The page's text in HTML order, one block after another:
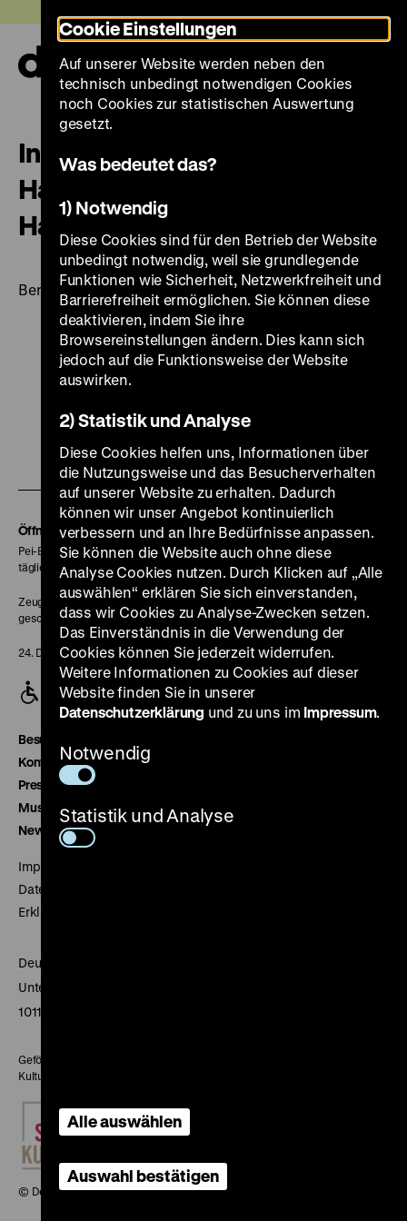
zum
Seiteninhalt
springen
In Berlin und in der Welt zu
Hause. Ein Erinnerungsbuch für
Hans-Martin Hinz
Berlin 2012, 68 Seiten: Ill., DHM
unserer
Instagram
Seite
unserer
YouTube
Seite
unserer
Facebook
Seite
LinkedIn
Seite
Seite
Zu
unserer
Soundcloud
Seite
Öffnungszeiten
Pei-Bau:
täglich 10-18 Uhr
Zeughaus:
geschlossen
24. Dezember geschlossen
Besucherservice
Kontakt
Presse
Museumsverein
Newsletter
Impressum
Datenschutz
Erklärung digitale Barrierefreiheit
Deutsches Historisches Museum
Unter den Linden 2
10117 Berlin
Gefördert mit Mitteln des Beauftragten der Bundesregierung für
Kultur und Medien
© Deutsches Historisches Museum, 2026
Cookie Einstellungen
Auf unserer Website werden neben den
technisch unbedingt notwendigen Cookies
noch Cookies zur statistischen Auswertung
gesetzt.
Was bedeutet das?
1) Notwendig
Diese Cookies sind für den Betrieb der Website
unbedingt notwendig, weil sie grundlegende
Funktionen wie Sicherheit, Netzwerkfreiheit und
Barrierefreiheit ermöglichen. Sie können diese
deaktivieren, indem Sie ihre
Browsereinstellungen ändern. Dies kann sich
jedoch auf die Funktionsweise der Website
auswirken.
2) Statistik und Analyse
Diese Cookies helfen uns, Informationen über
die Nutzungsweise und das Besucherverhalten
auf unserer Website zu erhalten. Dadurch
können wir unser Angebot kontinuierlich
verbessern und an Ihre Bedürfnisse anpassen.
Sie können die Website auch ohne diese
Analyse Cookies nutzen. Durch Klicken auf „Alle
auswählen“ erklären Sie sich einverstanden,
dass wir Cookies zu Analyse-Zwecken setzen.
Das Einverständnis in die Verwendung der
Cookies können Sie jederzeit widerrufen.
Weitere Informationen zu Cookies auf dieser
Website finden Sie in unserer
Datenschutzerklärung und zu uns im Impressum.
Notwendig
Statistik und Analyse
Alle auswählen
Auswahl bestätigen